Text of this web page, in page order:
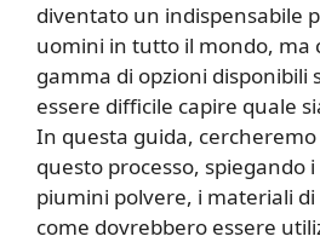
diventato un indispensabile
uomini in tutto il mondo, ma
gamma di opzioni disponibili
essere difficile capire quale
In questa guida,
questo processo, spiegando
piumini polvere, i materiali
come dovrebbero essere